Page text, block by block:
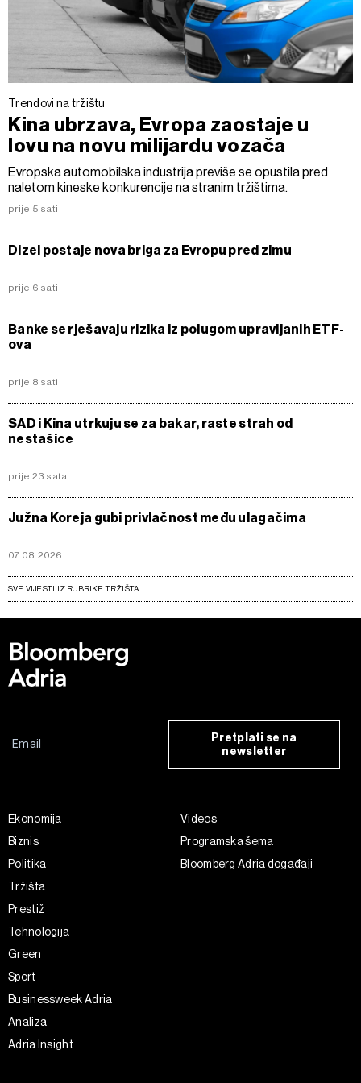
Trendovi na tržištu
Kina ubrzava, Evropa zaostaje u
lovu na novu milijardu vozača
Evropska automobilska industrija previše se opustila pred
naletom kineske konkurencije na stranim tržištima.
prije 5 sati
Dizel postaje nova briga za Evropu pred zimu
prije 6 sati
Banke se rješavaju rizika iz polugom upravljanih ETF-
ova
prije 8 sati
SAD i Kina utrkuju se za bakar, raste strah od
nestašice
prije 23 sata
Južna Koreja gubi privlačnost među ulagačima
07.08.2026
SVE VIJESTI IZ RUBRIKE TRŽIŠTA
Pretplati se na
newsletter
Ekonomija
Biznis
Politika
Tržišta
Prestiž
Tehnologija
Green
Sport
Businessweek Adria
Analiza
Adria Insight
Videos
Programska šema
Bloomberg Adria događaji